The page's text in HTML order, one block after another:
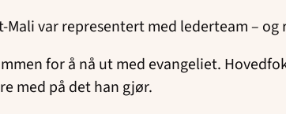
var representert med lederteam – og
for å nå ut med evangeliet.
med på det han gjør.